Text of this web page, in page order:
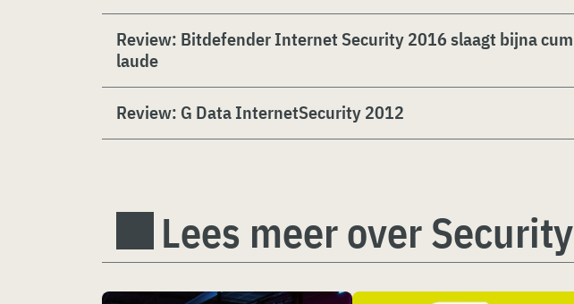
Review: Bitdefender Internet Security 2016 slaagt bijna cum
laude
Review: G Data InternetSecurity 2012
Lees meer over Security